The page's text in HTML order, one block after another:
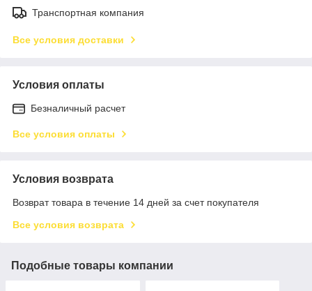
Транспортная компания
Все условия доставки
Условия оплаты
Безналичный расчет
Все условия оплаты
Условия возврата
Возврат товара в течение 14 дней за счет покупателя
Все условия возврата
Подобные товары компании